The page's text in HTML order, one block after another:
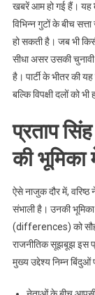
खबरें आम हो गई हैं। यह
विभिन्न गुटों के बीच
हो सकती है। जब भी
सीधा असर उसकी
है। पार्टी के भीतर की
बल्कि विपक्षी दलों को
प्रताप
की भूमिका
ऐसे नाजुक दौर में,
संभाली है। उनकी
(differences) को
राजनीतिक सूझबूझ इस
मुख्य उद्देश्य निम्न बिंदुओं